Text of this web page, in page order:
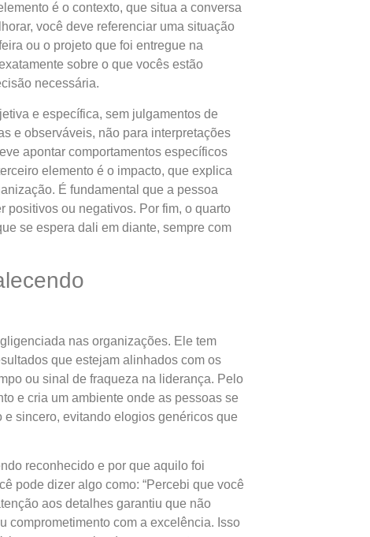
é o contexto, que situa a conversa
você deve referenciar uma situação
ou o projeto que foi entregue na
sobre o que vocês estão
necessária.
e específica, sem julgamentos de
e observáveis, não para interpretações
apontar comportamentos específicos
elemento é o impacto, que explica
É fundamental que a pessoa
positivos ou negativos. Por fim, o quarto
se espera dali em diante, sempre com
nas organizações. Ele tem
que estejam alinhados com os
ou sinal de fraqueza na liderança. Pelo
e cria um ambiente onde as pessoas se
sincero, evitando elogios genéricos que
reconhecido e por que aquilo foi
pode dizer algo como: “Percebi que você
aos detalhes garantiu que não
comprometimento com a excelência. Isso